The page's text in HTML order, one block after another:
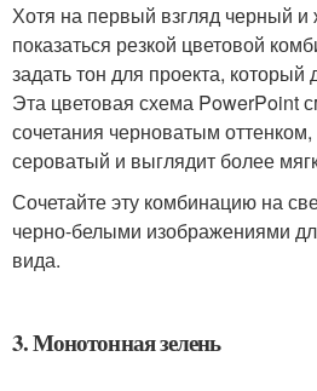
Хотя на первый взгляд черный и
показаться резкой цветовой
задать тон для проекта, который
Эта цветовая схема PowerPoint
сочетания черноватым
сероватый и выглядит более
Сочетайте эту комбинацию на
черно-белыми изображениями
вида.
3. Монотонная зелень